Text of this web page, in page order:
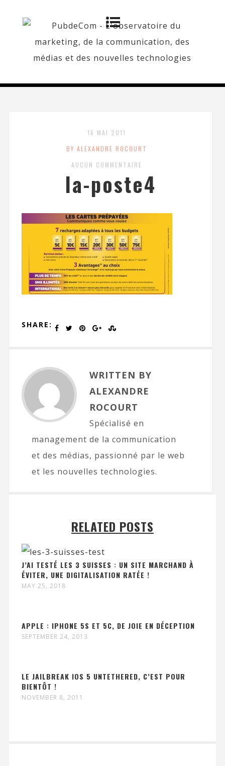
16 MAI 2011
BY ALEXANDRE ROCOURT
AUCUN COMMENTAIRE
la-poste4
SHARE:
WRITTEN BY
ALEXANDRE
ROCOURT
Spécialisé en
management de la communication
et des médias, passionné par le web
et les nouvelles technologies.
RELATED POSTS
J’AI TESTÉ LES 3 SUISSES : UN SITE MARCHAND À
ÉVITER, UNE DIGITALISATION RATÉE !
MAY 25, 2018
APPLE : IPHONE 5S ET 5C, DE JOIE EN DÉCEPTION
SEPTEMBER 24, 2013
LE JAILBREAK IOS 5 UNTETHERED, C’EST POUR
BIENTÔT !
NOVEMBER 8, 2011